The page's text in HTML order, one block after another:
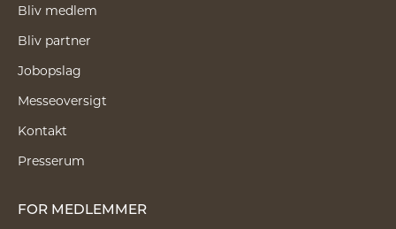
Bliv medlem
Bliv partner
Jobopslag
Messeoversigt
Kontakt
Presserum
FOR MEDLEMMER